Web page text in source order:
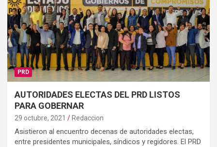
PRD
AUTORIDADES ELECTAS DEL PRD LISTOS
PARA GOBERNAR
29 octubre, 2021 Redaccion
Asistieron al encuentro decenas de autoridades electas,
entre presidentes municipales, síndicos y regidores. El PRD